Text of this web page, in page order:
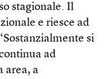
stagionale. Il
e riesce ad
si
ad
area, a